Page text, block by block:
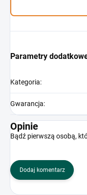
Parametry
Kategoria:
Gwarancja:
Opinie
Bądź pierwszą osobą,
Dodaj komentarz